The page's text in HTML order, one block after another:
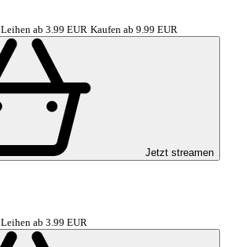
Leihen ab 3.99 EUR Kaufen ab 9.99 EUR
Jetzt streamen
Leihen ab 3.99 EUR